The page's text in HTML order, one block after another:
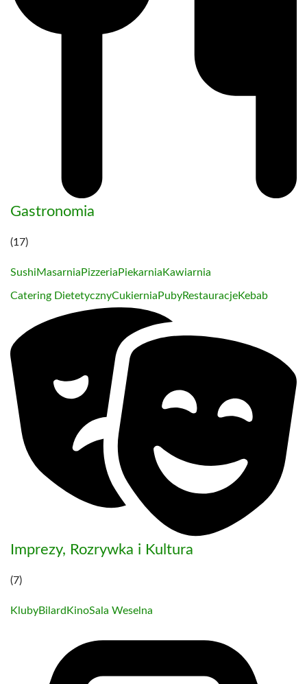
Gastronomia
(17)
SushiMasarnia Pizzeria Piekarnia Kawiarnia
Catering DietetycznyCukiernia PubyRestauracjeKebab
Imprezy, Rozrywka i Kultura
(7)
KlubyBilard KinoSala Weselna